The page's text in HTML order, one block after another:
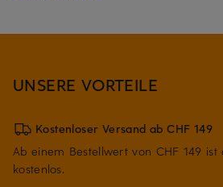
UNSERE VORTEILE
Kostenloser Versand ab CHF 149
Ab einem Bestellwert von CHF 149
kostenlos.